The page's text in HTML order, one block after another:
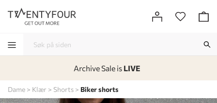
Lagt i kurven, utmerket valg! Til kassen
Dame Klær Shorts Biker shorts
Archive Sale is LIVE
-
-
-
-